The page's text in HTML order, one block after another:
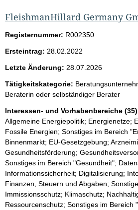
FleishmanHillard Germany
Registernummer: R002350
Ersteintrag: 28.02.2022
Letzte Änderung: 28.07.2026
Tätigkeitskategorie:
Beraterin oder selbständiger Berater
Interessen- und Vorhabenbereiche
Allgemeine Energiepolitik; Energienetze;
Fossile Energien; Sonstiges im Bereich
Binnenmarkt; EU-Gesetzgebung;
Gesundheitsförderung;
Sonstiges im Bereich "Gesundheit";
Informationssicherheit; Digitalisierung;
Finanzen, Steuern und Abgaben;
Immissionsschutz; Klimaschutz;
Ressourcenschutz; Sonstiges im Bereich